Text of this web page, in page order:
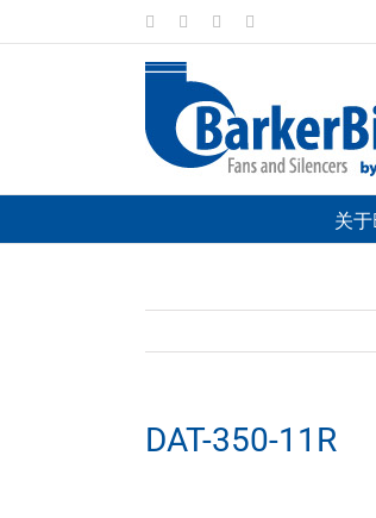
to
LinkedInFacebookInstagram
关
DAT-350-11R